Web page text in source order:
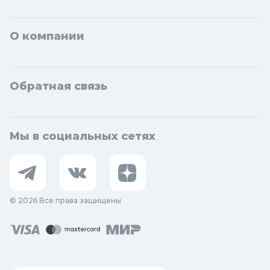
О компании
Обратная связь
Мы в социальных сетях
© 2026 Все права защищены